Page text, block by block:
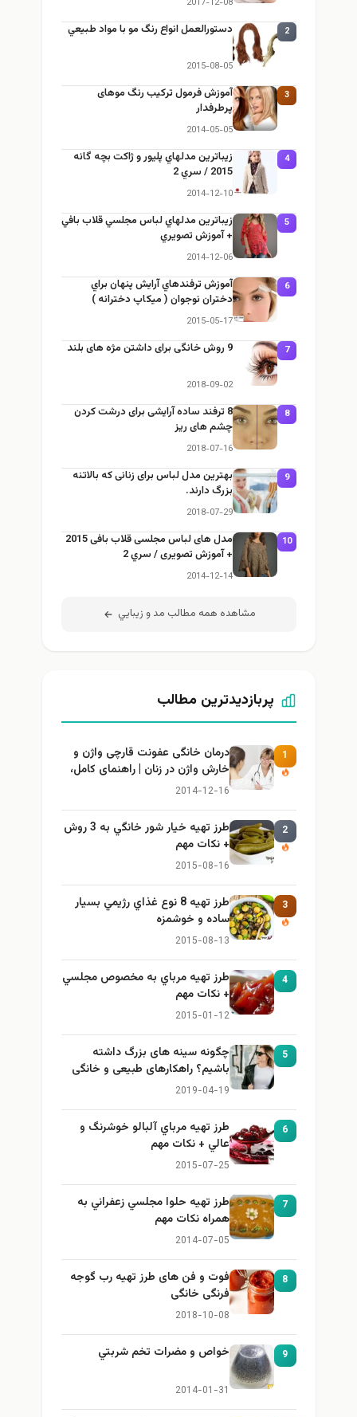
2 دستورالعمل انواع رنگ مو با مواد طبيعي
2015-08-05
3
آموزش فرمول ترکیب رنگ موهای
پرطرفدار
2014-05-05
4
زيباترين مدلهاي پليور و ژاكت بچه گانه
2015 / سري 2
2014-12-10
5
زيباترين مدلهاي لباس مجلسي قلاب بافي
+ آموزش تصويري
2014-12-06
6
آموزش ترفندهاي آرایش پنهان براي
دختران نوجوان ( میکاپ دخترانه )
2015-05-17
7 9 روش خانگی برای داشتن مژه های بلند
2018-09-02
8
8 ترفند ساده آرایشی برای درشت کردن
چشم های ریز
2018-07-16
9
بهترین مدل لباس برای زنانی که بالاتنه
بزرگ دارند.
2018-07-29
10
مدل های لباس مجلسی قلاب بافی 2015
+ آموزش تصویری / سري 2
2014-12-14
مشاهده همه مطالب مد و زيبايي
پربازدیدترین مطالب
1
درمان خانگی عفونت قارچی واژن و
خارش واژن در زنان | راهنمای کامل،
ایمن و کاربردی
2014-12-16
2
طرز تهيه خیار شور خانگي به 3 روش
+ نكات مهم
2015-08-16
3
طرز تهيه 8 نوع غذاي رژيمي بسيار
ساده و خوشمزه
2015-08-13
4
طرز تهيه مرباي به مخصوص مجلسي
+ نكات مهم
2015-01-12
5
چگونه سینه های بزرگ داشته
باشیم؟ راهکارهای طبیعی و خانگی
برای بزرگ کردن سینه
2019-04-19
6
طرز تهيه مرباي آلبالو خوشرنگ و
عالي + نكات مهم
2015-07-25
7
طرز تهيه حلوا مجلسي زعفراني به
همراه نكات مهم
2014-07-05
8
فوت و فن های طرز تهیه رب گوجه
فرنگی خانگی
2018-10-08
9 خواص و مضرات تخم شربتي
2014-01-31